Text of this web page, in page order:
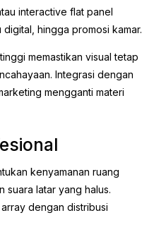
interactive flat panel
hingga promosi kamar.
memastikan visual tetap
Integrasi dengan
mengganti materi
kenyamanan ruang
suara latar yang halus.
dengan distribusi